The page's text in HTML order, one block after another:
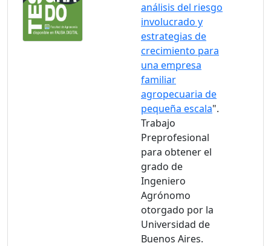
análisis del riesgo
involucrado y
estrategias de
crecimiento para
una empresa
familiar
agropecuaria de
pequeña escala".
Trabajo
Preprofesional
para obtener el
grado de
Ingeniero
Agrónomo
otorgado por la
Universidad de
Buenos Aires.